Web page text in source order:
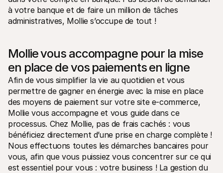
à votre banque et de faire un million de tâches
administratives, Mollie s’occupe de tout !
Mollie vous accompagne pour la mise
en place de vos paiements en ligne
Afin de vous simplifier la vie au quotidien et vous
permettre de gagner en énergie avec la mise en place
des moyens de paiement sur votre site e-commerce,
Mollie vous accompagne et vous guide dans ce
processus. Chez Mollie, pas de frais cachés : vous
bénéficiez directement d’une prise en charge complète !
Nous effectuons toutes les démarches bancaires pour
vous, afin que vous puissiez vous concentrer sur ce qui
est essentiel pour vous : votre business ! La gestion du